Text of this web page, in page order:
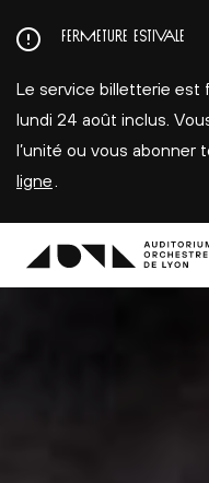
au
principal
FERMETURE ESTIVALE
Le service billetterie est
lundi 24 août inclus.
l’unité ou vous abonner
ligne